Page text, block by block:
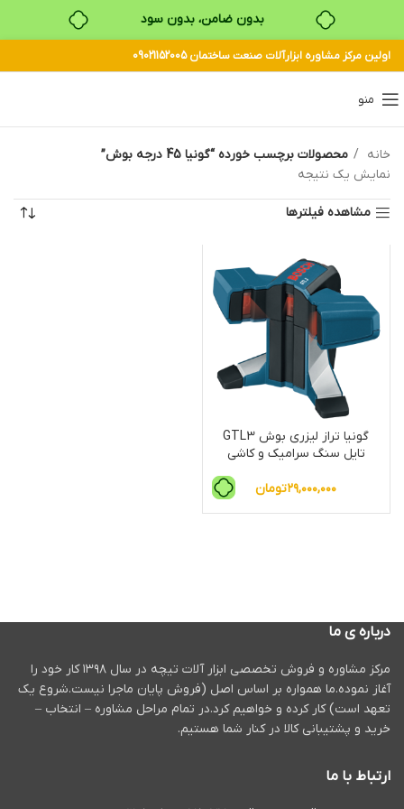
بدون ضامن، بدون سود
خرید قسطی با ترب‌پی
اولین مرکز مشاوره ابزارآلات صنعت ساختمان 09021152005
منو
خانه
محصولات برچسب خورده “گونیا 45 درجه بوش”
نمایش یک نتیجه
مشاهده فیلترها
گونیا تراز لیزری بوش GTL3
تایل سنگ سرامیک و کاشی
۲۹,۰۰۰,۰۰۰تومان
درباره ی ما
مرکز مشاوره و فروش تخصصی ابزار آلات تیچه در سال ۱۳۹۸ کار خود را
آغاز نموده.ما همواره بر اساس اصل (فروش پایان ماجرا نیست.شروع یک
تعهد است) کار کرده و خواهیم کرد.در تمام مراحل مشاوره – انتخاب –
خرید و پشتیبانی کالا در کنار شما هستیم.
ارتباط با ما